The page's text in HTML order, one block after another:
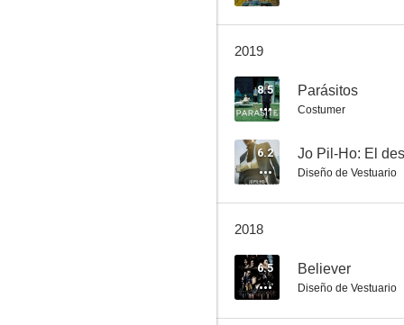
2019
8.5 Parásitos
Costumer
6.2 Jo Pil-Ho: El
Diseño de Vestuario
2018
6.5 Believer
Diseño de Vestuario